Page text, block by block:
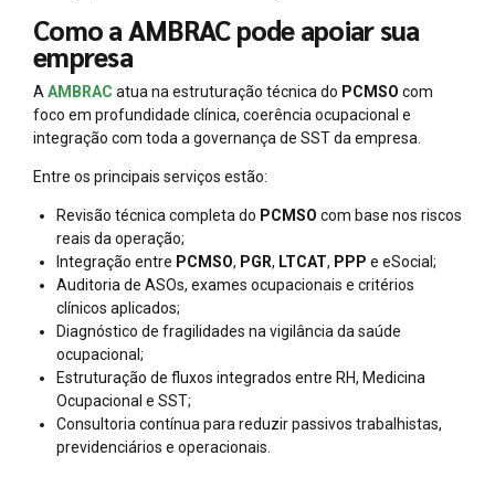
Como a AMBRAC pode apoiar sua
empresa
A AMBRAC atua na estruturação técnica do PCMSO com
foco em profundidade clínica, coerência ocupacional e
integração com toda a governança de SST da empresa.
Entre os principais serviços estão:
Revisão técnica completa do PCMSO com base nos riscos
reais da operação;
Integração entre PCMSO, PGR, LTCAT, PPP e eSocial;
Auditoria de ASOs, exames ocupacionais e critérios
clínicos aplicados;
Diagnóstico de fragilidades na vigilância da saúde
ocupacional;
Estruturação de fluxos integrados entre RH, Medicina
Ocupacional e SST;
Consultoria contínua para reduzir passivos trabalhistas,
previdenciários e operacionais.